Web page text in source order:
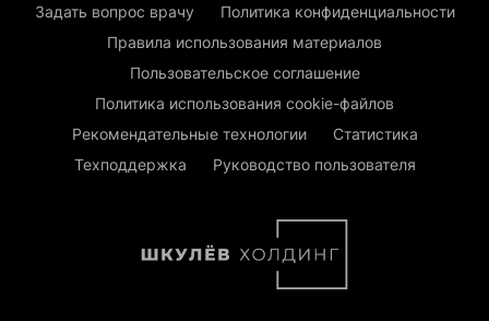
Задать вопрос врачу
Политика конфиденциальности
Правила использования материалов
Пользовательское соглашение
Политика использования cookie-файлов
Рекомендательные технологии
Статистика
Техподдержка
Руководство пользователя